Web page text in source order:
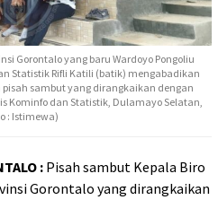
Gorontalo yang baru Wardoyo Pongoliu
Statistik Rifli Katili (batik) mengabadikan
sambut yang dirangkaikan dengan
Kominfo dan Statistik, Dulamayo Selatan,
: Istimewa)
: Pisah sambut Kepala Biro
Gorontalo yang dirangkaikan